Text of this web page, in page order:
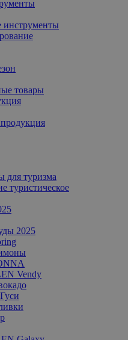
инструменты
товары
для туризма
туристическое
2025
Vendy